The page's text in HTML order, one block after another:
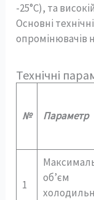
-25°С), та
Основні
опромінювачів
Технічні
№ Параметр
1
об’єм